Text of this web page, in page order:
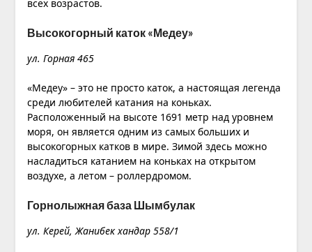
всех возрастов.
Высокогорный каток «Медеу»
ул. Горная 465
«Медеу» – это не просто каток, а настоящая легенда
среди любителей катания на коньках.
Расположенный на высоте 1691 метр над уровнем
моря, он является одним из самых больших и
высокогорных катков в мире. Зимой здесь можно
насладиться катанием на коньках на открытом
воздухе, а летом – роллердромом.
Горнолыжная база Шымбулак
ул. Керей, Жанибек хандар 558/1